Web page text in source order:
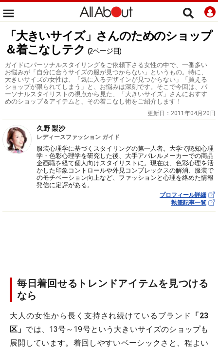
「大きいサイズ」さんのためのショップ
＆着こなしテク (2ページ目)
ガイドにパーソナルスタイリングをご依頼下さる女性の中で、一番多い
お悩みが「自分に合うサイズの服が見つからない」というもの。特に、
大きいサイズの女性は、「気に入るデザインが見つからない」「買える
ショップが限られてしまう」と、お悩みは深刻です。そこで今回は、パ
ーソナルスタイリストの視点から見た、「大きいサイズ」さんにおすす
めのショップ＆アイテムと、その着こなし術をご紹介します！
更新日： 2011年04月20日
久野 梨沙
レディースファッション ガイド
服装心理学に基づくスタイリングの第一人者。大学で認知心理
学・色彩心理学を研究した後、大手アパレルメーカーでの商品
企画職を経て個人向けスタイリストに。現在は、色彩心理を活
かした印象コントロールや外見コンプレックスの解消、服装で
のモチベーション向上など、ファッションと心理を絡めた情報
発信に定評がある。
プロフィール詳細
執筆記事一覧
毎日着回せるトレンドアイテムを見つける
なら
大人の女性から長く支持され続けているブランド
「23
区」 では、13号～19号という大きいサイズのショップも
展開しています。着回しやすいベーシックさと、程よい